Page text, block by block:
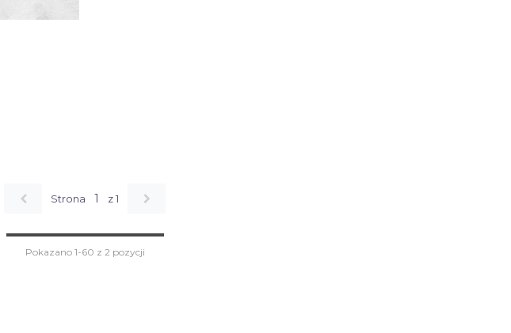
Strona 1 z 1
Pokazano 1-60 z 2 pozycji